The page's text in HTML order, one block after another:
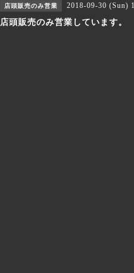
店頭販売のみ営業 2018-09-30 (Sun)
店頭販売のみ営業しています。